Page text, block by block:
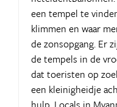
een tempel te
klimmen en waar
de zonsopgang. Er
de tempels in de
dat toeristen op
een kleinigheidje